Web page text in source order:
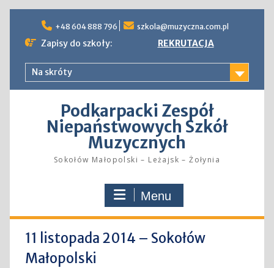
content
+48 604 888 796 szkola@muzyczna.com.pl
Zapisy do szkoły: REKRUTACJA
Na skróty
Podkarpacki Zespół
Niepaństwowych Szkół
Muzycznych
Sokołów Małopolski – Leżajsk – Żołynia
Menu
11 listopada 2014 – Sokołów
Małopolski